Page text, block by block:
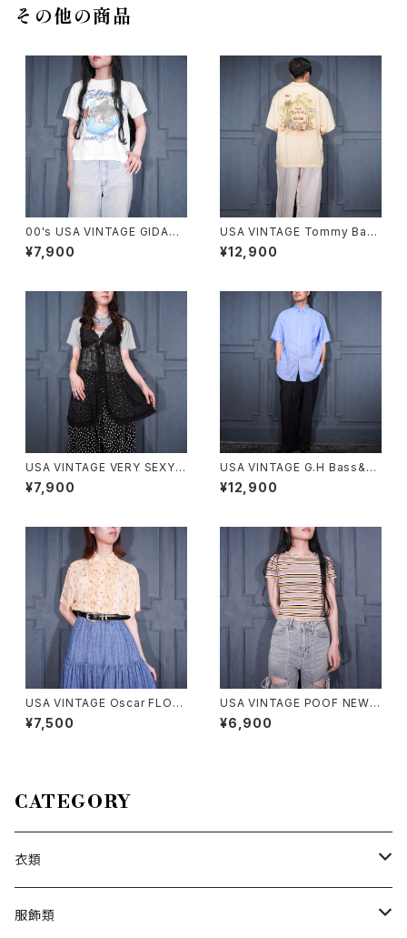
その他の商品
00's USA VINTAGE GIDAN
SHARK HAND DRAWING DE
SIGN MINI T SHIRT/アメリカ
¥7,900
USA VINTAGE Tommy Baha
ma EMBROIDERY DESIGN
OPEN COLLAR HALF SLEEV
ンカラー半袖シルクシャツ
¥12,900
USA VINTAGE VERY SEXY R
IBBON DESIGN LACE CAMI
SOLE/アメリカ古着リボンデザ
¥7,900
USA VINTAGE G.H Bass&co
COTTON LINEN EASY WID
E PANTS/アメリカ古着コットン
¥12,900
USA VINTAGE Oscar FLOW
ER PATTERNED PLEATES D
ESIGN HALF SLEEVE RAYO
¥7,500
USA VINTAGE POOF NEW Y
ORK COLORFUL BORDER P
ATTERNED HALF SLEEVE T
¥6,900
CATEGORY
衣類
トップス
服飾類